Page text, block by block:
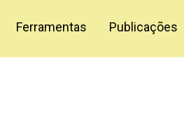
Ferramentas Publicações